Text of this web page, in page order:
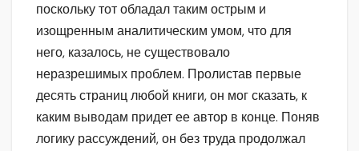
поскольку тот обладал таким острым и
изощренным аналитическим умом, что для
него, казалось, не существовало
неразрешимых проблем. Пролистав первые
десять страниц любой книги, он мог сказать, к
каким выводам придет ее автор в конце. Поняв
логику рассуждений, он без труда продолжал